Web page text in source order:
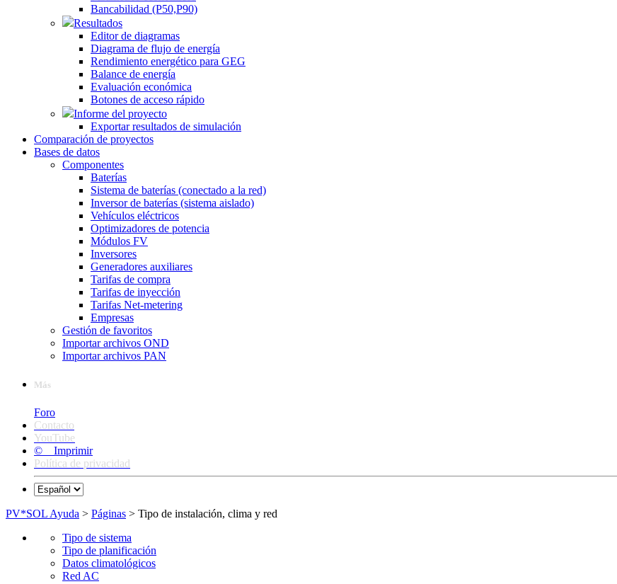
Bancabilidad (P50,P90)
Resultados
Editor de diagramas
Diagrama de flujo de energía
Rendimiento energético para GEG
Balance de energía
Evaluación económica
Botones de acceso rápido
Informe del proyecto
Exportar resultados de simulación
Comparación de proyectos
Bases de datos
Componentes
Baterías
Sistema de baterías (conectado a la red)
Inversor de baterías (sistema aislado)
Vehículos eléctricos
Optimizadores de potencia
Módulos FV
Inversores
Generadores auxiliares
Tarifas de compra
Tarifas de inyección
Tarifas Net-metering
Empresas
Gestión de favoritos
Importar archivos OND
Importar archivos PAN
Más
Foro
Contacto
YouTube
© Imprimir
Política de privacidad
PV*SOL Ayuda > Páginas > Tipo de instalación, clima y red
Tipo de sistema
Tipo de planificación
Datos climatológicos
Red AC